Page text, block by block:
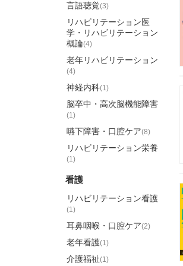
言語聴覚(3)
リハビリテーション医
学・リハビリテーション
概論(4)
老年リハビリテーション
(4)
神経内科(1)
脳卒中・高次脳機能障害
(1)
嚥下障害・口腔ケア(8)
リハビリテーション栄養
(1)
看護
リハビリテーション看護
(1)
耳鼻咽喉・口腔ケア(2)
老年看護(1)
介護福祉(1)